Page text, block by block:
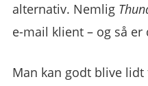
alternativ. Nemlig
e-mail klient – og så
Man kan godt blive